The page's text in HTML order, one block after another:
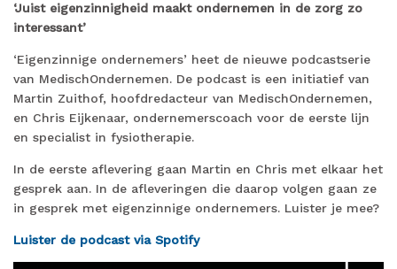
‘Juist eigenzinnigheid maakt ondernemen in de zorg zo
interessant’
‘Eigenzinnige ondernemers’ heet de nieuwe podcastserie
van MedischOndernemen. De podcast is een initiatief van
Martin Zuithof, hoofdredacteur van MedischOndernemen,
en Chris Eijkenaar, ondernemerscoach voor de eerste lijn
en specialist in fysiotherapie.
In de eerste aflevering gaan Martin en Chris met elkaar het
gesprek aan. In de afleveringen die daarop volgen gaan ze
in gesprek met eigenzinnige ondernemers. Luister je mee?
Luister de podcast via Spotify